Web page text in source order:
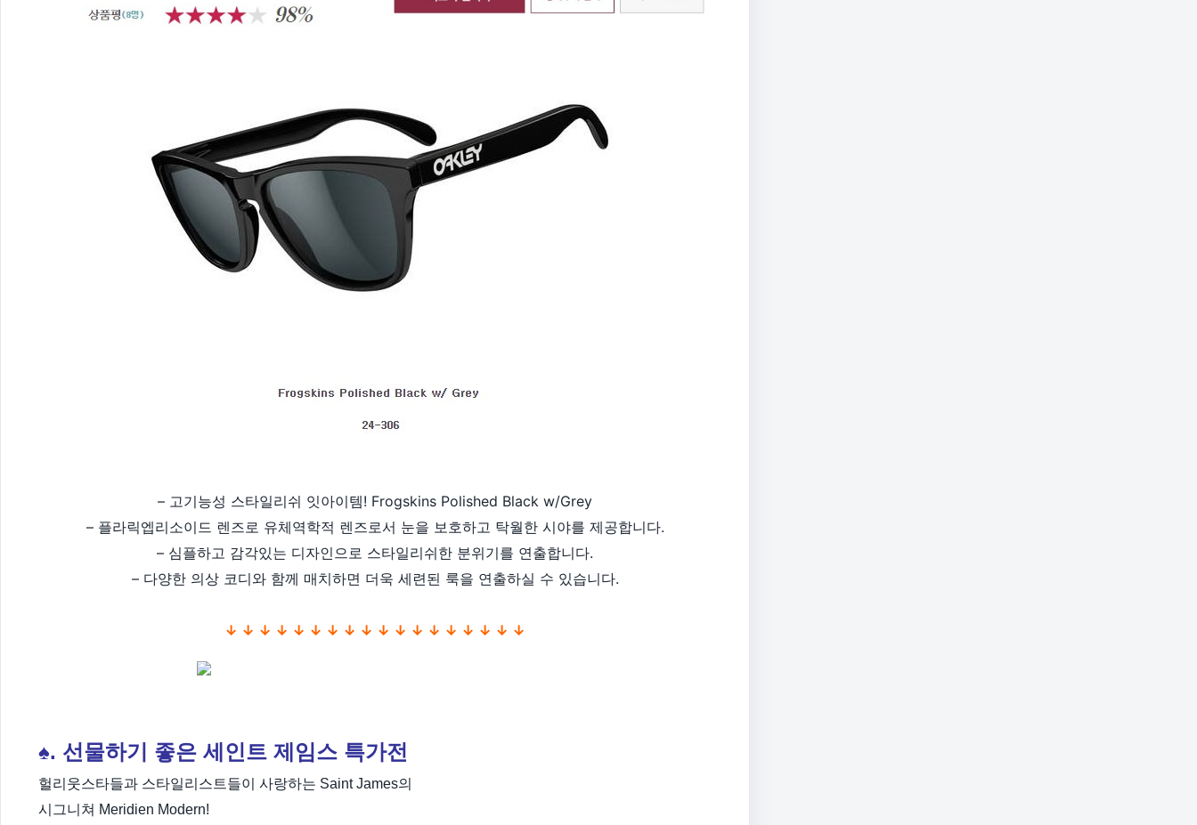
– 고기능성 스타일리쉬 잇아이템! Frogskins Polished Black w/Grey
– 플라릭엡리소이드 렌즈로 유체역학적 렌즈로서 눈을 보호하고 탁월한 시야를 제공합니다.
– 심플하고 감각있는 디자인으로 스타일리쉬한 분위기를 연출합니다.
– 다양한 의상 코디와 함께 매치하면 더욱 세련된 룩을 연출하실 수 있습니다.
↓ ↓ ↓ ↓ ↓ ↓ ↓ ↓ ↓ ↓ ↓ ↓ ↓ ↓ ↓ ↓ ↓ ↓
♠. 선물하기 좋은 세인트 제임스 특가전
헐리웃스타들과 스타일리스트들이 사랑하는 Saint James의
시그니쳐 Meridien Modern!